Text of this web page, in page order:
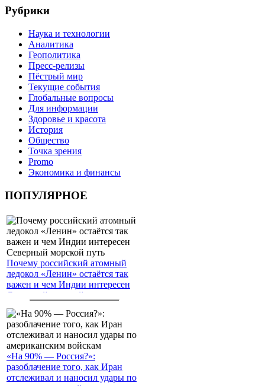
Рубрики
Наука и технологии
Аналитика
Геополитика
Пресс-релизы
Пёстрый мир
Текущие события
Глобальные вопросы
Для информации
Здоровье и красота
История
Общество
Точка зрения
Promo
Экономика и финансы
ПОПУЛЯРНОЕ
Почему российский атомный
ледокол «Ленин» остаётся так
важен и чем Индии интересен
Северный морской путь
«На 90% — Россия?»:
разоблачение того, как Иран
отслеживал и наносил удары по